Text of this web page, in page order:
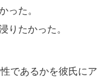
った。
りたかった。
であるかを彼氏にア